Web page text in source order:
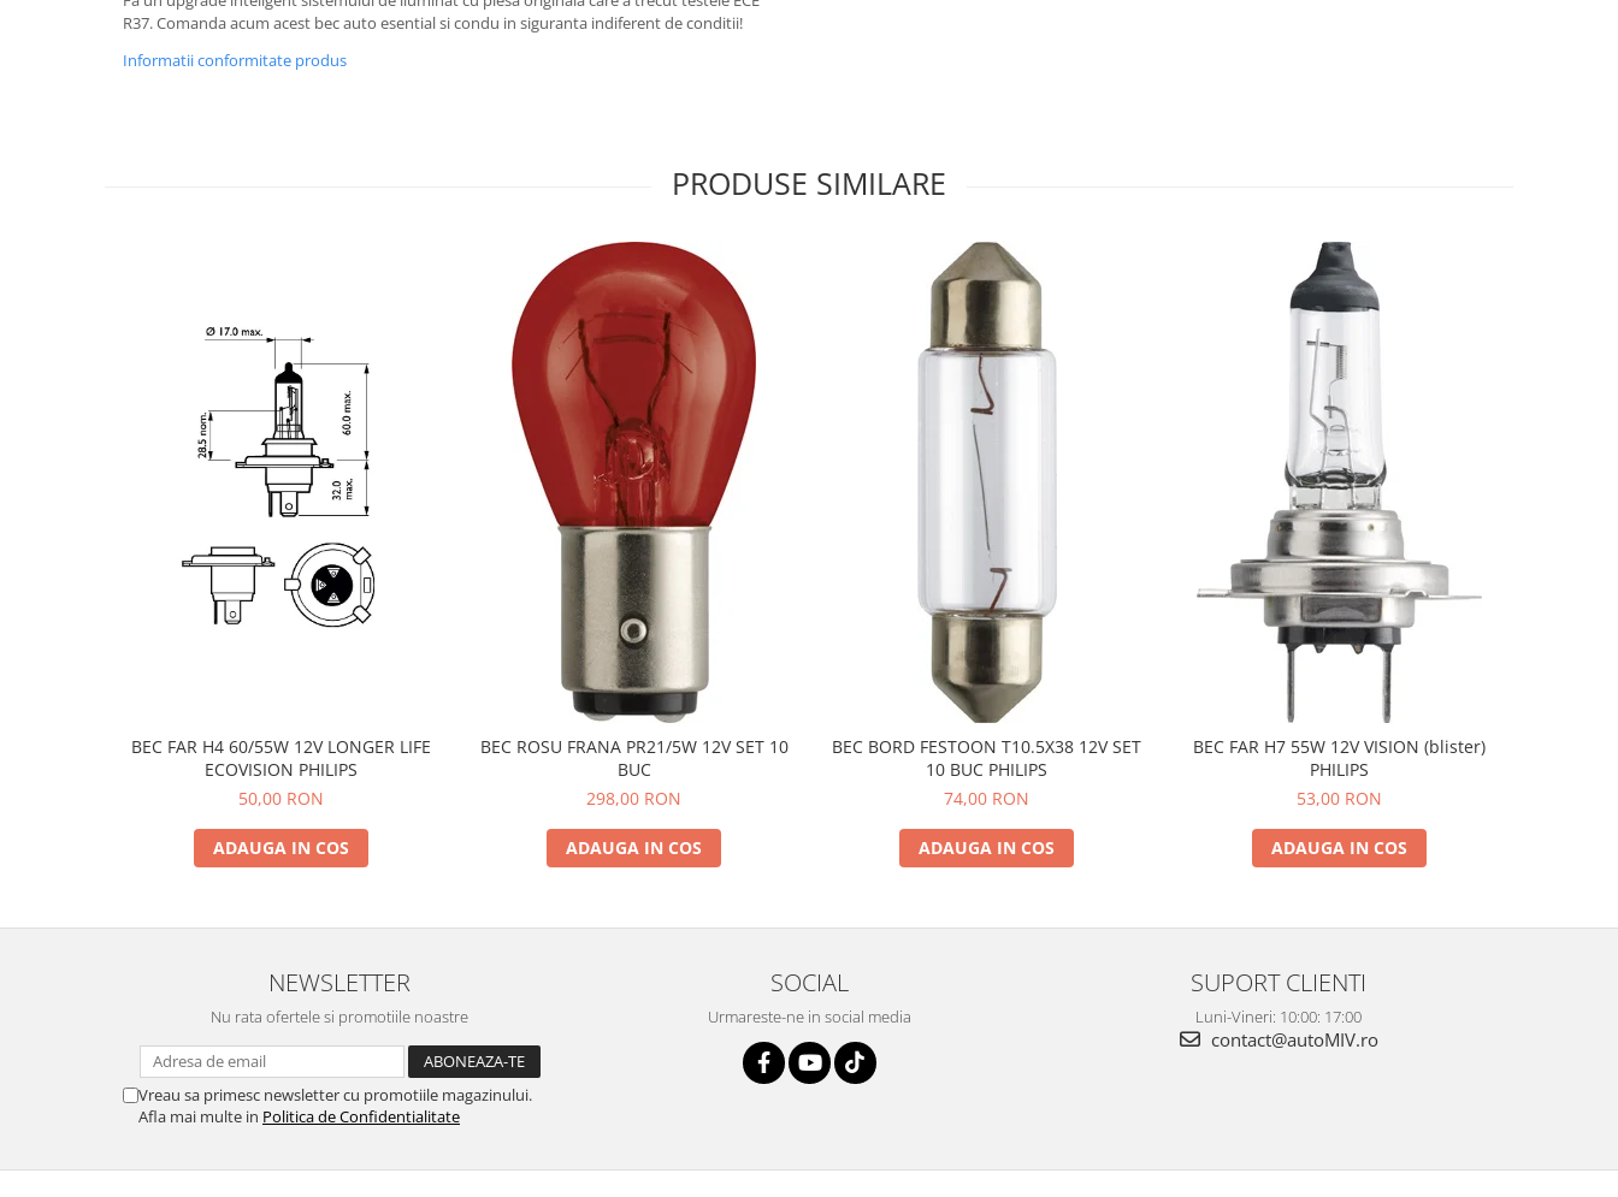
Aditivi Ulei MotorR37. Comanda acum acest bec auto esential si condu in siguranta indiferent de conditii!
Informatii conformitate produs
PRODUSE SIMILARE
BEC FAR H4 60/55W 12V LONGER LIFE
ECOVISION PHILIPS
50,00 RON
ADAUGA IN COS
BEC ROSU FRANA PR21/5W 12V SET 10
BUC
298,00 RON
ADAUGA IN COS
BEC BORD FESTOON T10.5X38 12V SET
10 BUC PHILIPS
74,00 RON
ADAUGA IN COS
BEC FAR H7 55W 12V VISION (blister)
PHILIPS
53,00 RON
ADAUGA IN COS
NEWSLETTER
Nu rata ofertele si promotiile noastre
Vreau sa primesc newsletter cu promotiile magazinului.
Afla mai multe in Politica de Confidentialitate
SOCIAL
Urmareste-ne in social media
SUPORT CLIENTI
Luni-Vineri: 10:00: 17:00
contact@autoMIV.ro